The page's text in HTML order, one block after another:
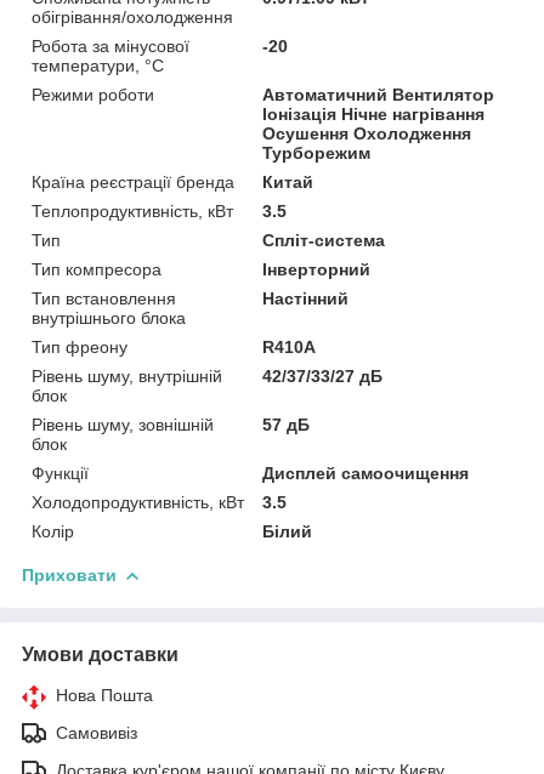
обігрівання/охолодження
Робота за мінусової
температури, °C
-20
Режими роботи
Автоматичний Вентилятор
Іонізація Нічне нагрівання
Осушення Охолодження
Турборежим
Країна реєстрації бренда
Китай
Теплопродуктивність, кВт
3.5
Тип
Спліт-система
Тип компресора
Інверторний
Тип встановлення
внутрішнього блока
Настінний
Тип фреону
R410A
Рівень шуму, внутрішній
блок
42/37/33/27 дБ
Рівень шуму, зовнішній
блок
57 дБ
Функції
Дисплей самоочищення
Холодопродуктивність, кВт
3.5
Колір
Білий
Приховати
Умови доставки
Нова Пошта
Самовивіз
Доставка кур'єром нашої компанії по місту Києву